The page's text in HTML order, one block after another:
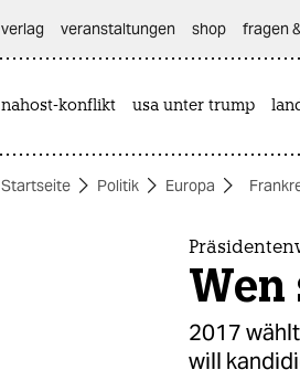
themen
verlag
veranstaltungen shop fragen
nahost-konflikt usa unter trump
Startseite Politik Europa
2017
will